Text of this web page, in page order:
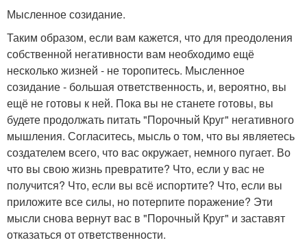
Мысленное созидание.
Таким образом, если вам кажется, что для преодоления
собственной негативности вам необходимо ещё
несколько жизней - не торопитесь. Мысленное
созидание - большая ответственность, и, вероятно, вы
ещё не готовы к ней. Пока вы не станете готовы, вы
будете продолжать питать "Порочный Круг" негативного
мышления. Согласитесь, мысль о том, что вы являетесь
создателем всего, что вас окружает, немного пугает. Во
что вы свою жизнь превратите? Что, если у вас не
получится? Что, если вы всё испортите? Что, если вы
приложите все силы, но потерпите поражение? Эти
мысли снова вернут вас в "Порочный Круг" и заставят
отказаться от ответственности.